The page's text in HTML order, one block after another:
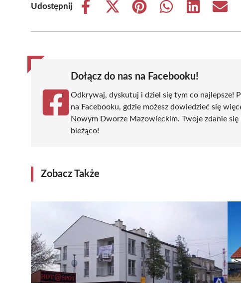
Udostępnij
Share
Share
(Twitter)
Share
Share
Share
Share
Dołącz do nas na Facebooku!
Odkrywaj, dyskutuj i dziel się tym co najlepsze!
na Facebooku, gdzie możesz dowiedzieć się
Nowym Dworze Mazowieckim. Twoje zdanie
bieżąco!
Zobacz Także